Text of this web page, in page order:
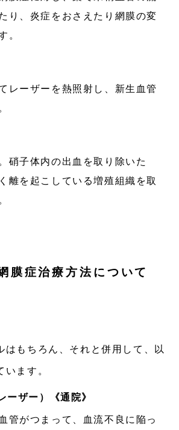
り、炎症をおさえたり網膜の変
。
レーザーを熱照射し、新生血管
硝子体内の出血を取り除いた
離を起こしている増殖組織を取
膜症治療方法について
はもちろん、それと併用して、以
います。
ーザー）《通院》
管がつまって、血流不良に陥っ